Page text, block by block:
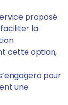
proposé
la
cette option,
pour
une